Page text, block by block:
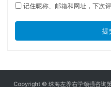
记住昵称、邮箱和网址，下次
提
Copyright © 珠海左养右学颂强咨询